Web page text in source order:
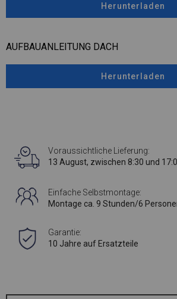
Herunterladen
AUFBAUANLEITUNG DACH
Herunterladen
Voraussichtliche Lieferung:
13 August, zwischen 8:30 und
Einfache Selbstmontage:
Montage ca. 9 Stunden/6
Garantie:
10 Jahre auf Ersatzteile